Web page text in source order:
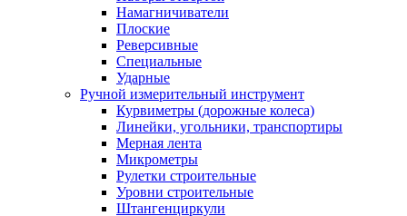
Намагничиватели
Плоские
Реверсивные
Специальные
Ударные
Ручной измерительный инструмент
Курвиметры (дорожные колеса)
Линейки, угольники, транспортиры
Мерная лента
Микрометры
Рулетки строительные
Уровни строительные
Штангенциркули